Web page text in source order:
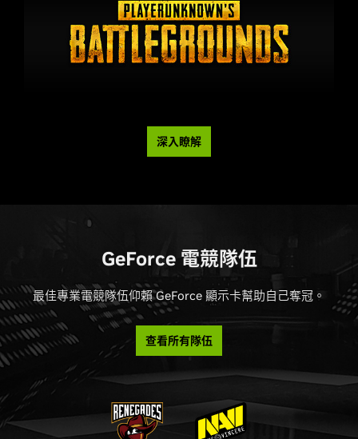
深入瞭解
GeForce 電競隊伍
最佳專業電競隊伍仰賴 GeForce 顯示卡幫助自己奪冠。
查看所有隊伍